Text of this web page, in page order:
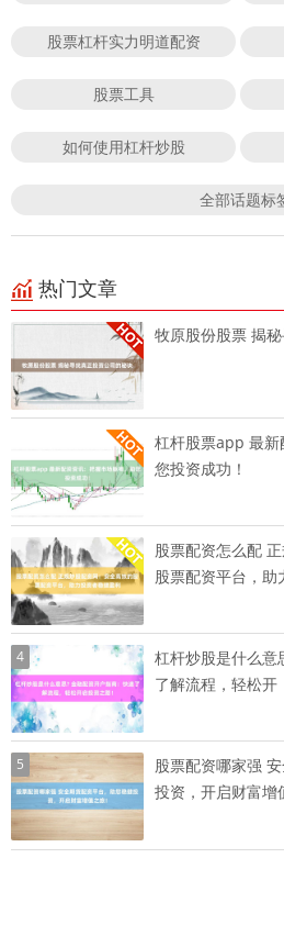
股票杠杆实力明道配资
股票工具
如何使用杠杆炒股
全部话题标
热门文章
牧原股份股票 揭
杠杆股票app 最新
您投资成功！
股票配资怎么配
股票配资平台，助
4
杠杆炒股是什么意
了解流程，轻松开
5
股票配资哪家强
投资，开启财富增